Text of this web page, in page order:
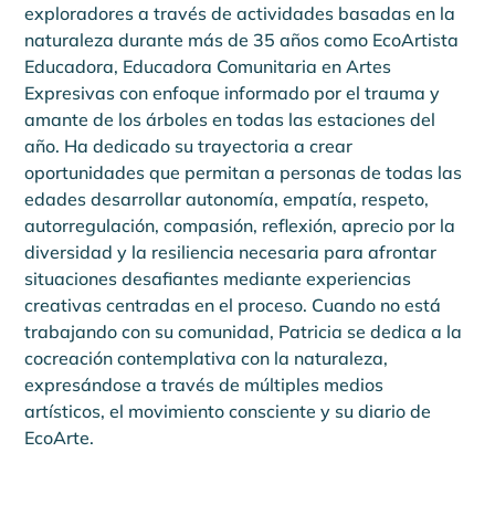
exploradores a través de actividades basadas en la
naturaleza durante más de 35 años como EcoArtista
Educadora, Educadora Comunitaria en Artes
Expresivas con enfoque informado por el trauma y
amante de los árboles en todas las estaciones del
año. Ha dedicado su trayectoria a crear
oportunidades que permitan a personas de todas las
edades desarrollar autonomía, empatía, respeto,
autorregulación, compasión, reflexión, aprecio por la
diversidad y la resiliencia necesaria para afrontar
situaciones desafiantes mediante experiencias
creativas centradas en el proceso. Cuando no está
trabajando con su comunidad, Patricia se dedica a la
cocreación contemplativa con la naturaleza,
expresándose a través de múltiples medios
artísticos, el movimiento consciente y su diario de
EcoArte.